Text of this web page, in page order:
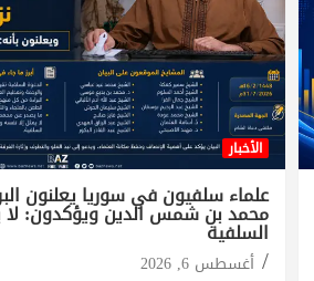
الأخبار
علماء سلفيون في سوريا يعلنون
محمد بن شمس الدين ويؤكدون: لا
السلفية
أغسطس 6, 2026